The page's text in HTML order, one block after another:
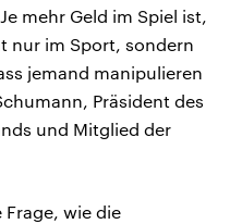
mehr Geld im Spiel ist,
nur im Sport, sondern
jemand manipulieren
Präsident des
und Mitglied der
wie die